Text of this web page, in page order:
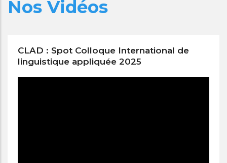
Nos Vidéos
CLAD : Spot Colloque International de
linguistique appliquée 2025